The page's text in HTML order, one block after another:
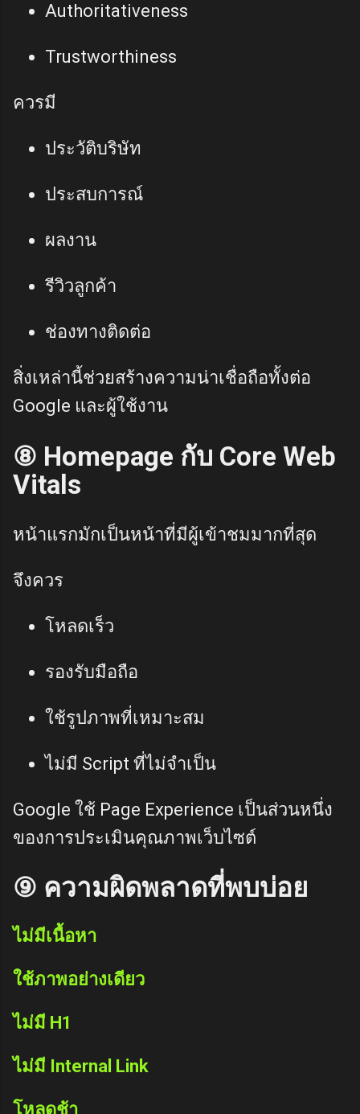
Authoritativeness
Trustworthiness
ควรมี
ประวัติบริษัท
ประสบการณ์
ผลงาน
รีวิวลูกค้า
ช่องทางติดต่อ
สิ่งเหล่านี้ช่วยสร้างความน่าเชื่อถือทั้งต่อ
Google และผู้ใช้งาน
⑧ Homepage กับ Core Web
Vitals
หน้าแรกมักเป็นหน้าที่มีผู้เข้าชมมากที่สุด
จึงควร
โหลดเร็ว
รองรับมือถือ
ใช้รูปภาพที่เหมาะสม
ไม่มี Script ที่ไม่จำเป็น
Google ใช้ Page Experience เป็นส่วนหนึ่ง
ของการประเมินคุณภาพเว็บไซต์
⑨ ความผิดพลาดที่พบบ่อย
ไม่มีเนื้อหา
ใช้ภาพอย่างเดียว
ไม่มี H1
ไม่มี Internal Link
โหลดช้า